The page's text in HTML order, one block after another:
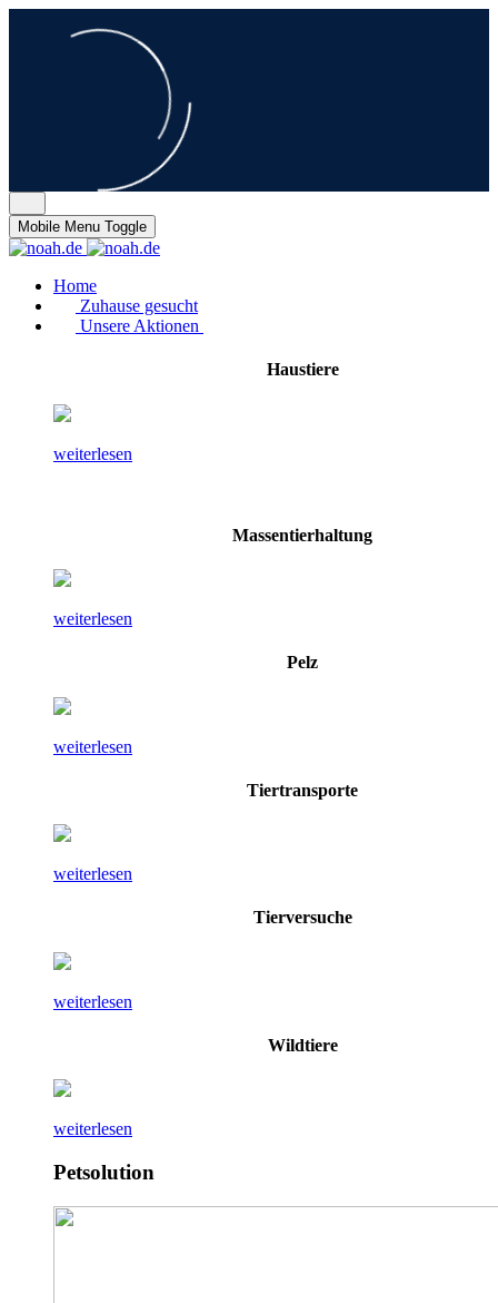
Mobile Menu Toggle
Home
Zuhause gesucht
Unsere Aktionen
Haustiere
weiterlesen
Massentierhaltung
weiterlesen
Pelz
weiterlesen
Tiertransporte
weiterlesen
Tierversuche
weiterlesen
Wildtiere
weiterlesen
Petsolution